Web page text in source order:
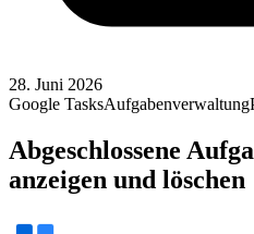
28. Juni 2026
Google TasksAufgabenverwaltung
Abgeschlossene
anzeigen und löschen